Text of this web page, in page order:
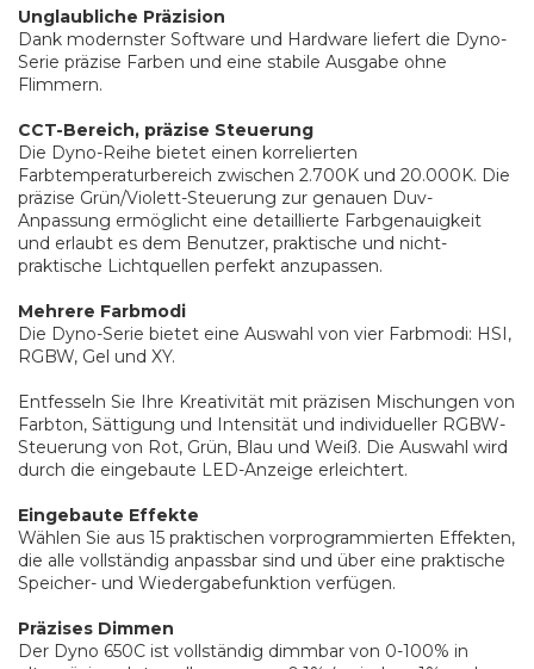
Unglaubliche Präzision
Dank modernster Software und Hardware liefert die Dyno-
Serie präzise Farben und eine stabile Ausgabe ohne
Flimmern.
CCT-Bereich, präzise Steuerung
Die Dyno-Reihe bietet einen korrelierten
Farbtemperaturbereich zwischen 2.700K und 20.000K. Die
präzise Grün/Violett-Steuerung zur genauen Duv-
Anpassung ermöglicht eine detaillierte Farbgenauigkeit
und erlaubt es dem Benutzer, praktische und nicht-
praktische Lichtquellen perfekt anzupassen.
Mehrere Farbmodi
Die Dyno-Serie bietet eine Auswahl von vier Farbmodi: HSI,
RGBW, Gel und XY.
Entfesseln Sie Ihre Kreativität mit präzisen Mischungen von
Farbton, Sättigung und Intensität und individueller RGBW-
Steuerung von Rot, Grün, Blau und Weiß. Die Auswahl wird
durch die eingebaute LED-Anzeige erleichtert.
Eingebaute Effekte
Wählen Sie aus 15 praktischen vorprogrammierten Effekten,
die alle vollständig anpassbar sind und über eine praktische
Speicher- und Wiedergabefunktion verfügen.
Präzises Dimmen
Der Dyno 650C ist vollständig dimmbar von 0-100% in